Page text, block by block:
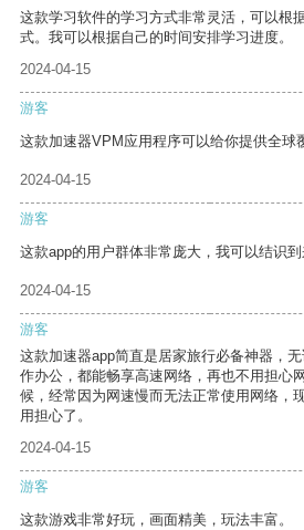
这款学习软件的学习方式非常灵活，可以根
式。我可以根据自己的时间安排学习进度。
2024-04-15
游客
这款加速器VPM应用程序可以给你提供全球
2024-04-15
游客
这款app的用户群体非常庞大，我可以结识到
2024-04-15
游客
这款加速器app简直是居家旅行必备神器，
作办公，都能畅享高速网络，再也不用担心
候，经常因为网速慢而无法正常使用网络，
用担心了。
2024-04-15
游客
这款游戏非常好玩，画面精美，玩法丰富。